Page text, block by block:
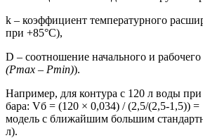
k – коэффициент температурного
при +85°C),
D – соотношение начального и
(Pmax – Pmin)).
Например, для контура с 120 л воды
бара: Vб = (120 × 0,034) / (2,5/(2,5-1,5))
модель с ближайшим большим
л).